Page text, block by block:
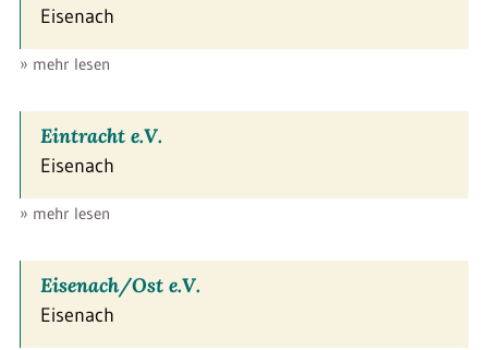
Eisenach
» mehr lesen
Eintracht e.V.
Eisenach
» mehr lesen
Eisenach/Ost e.V.
Eisenach